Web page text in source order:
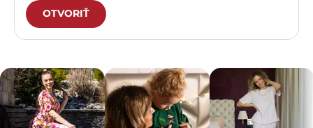
OTVORIŤ